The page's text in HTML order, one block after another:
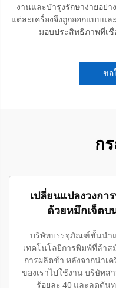
งานและบำรุงรักษาง่ายอย่
แต่ละเครื่องจึงถูกออกแบบแ
มอบประสิทธิภาพที่เชื่
ขอ
ก
เปลี่ยนแปลงวงก
ด้วยหมึกเจ็ตบ
บริษัทบรรจุภัณฑ์ชั้นนำ
เทคโนโลยีการพิมพ์ที่ล้าส
การผลิตช้า หลังจากนำเ
ของเราไปใช้งาน บริษัทส
ร้อยละ 40 และลดต้น